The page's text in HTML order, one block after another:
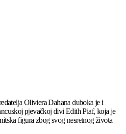
Oliviera Dahana duboka je i
pjevačkoj divi Edith Piaf, koja je
figura zbog svog nesretnog života